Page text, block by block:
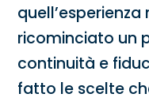
ricominciato un
continuità e
fatto le scelte